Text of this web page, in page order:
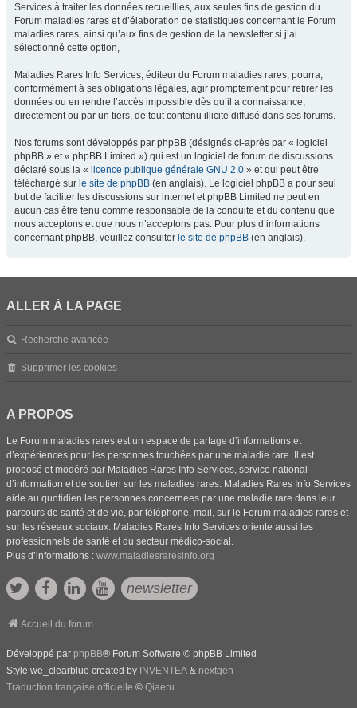
Services à traiter les données recueillies, aux seules fins de gestion du
Forum maladies rares et d’élaboration de statistiques concernant le Forum
maladies rares, ainsi qu’aux fins de gestion de la newsletter si j’ai
sélectionné cette option,
Maladies Rares Info Services, éditeur du Forum maladies rares, pourra,
conformément à ses obligations légales, agir promptement pour retirer les
données ou en rendre l’accès impossible dès qu’il a connaissance,
directement ou par un tiers, de tout contenu illicite diffusé dans ses forums.
Nos forums sont développés par phpBB (désignés ci-après par « logiciel
phpBB » et « phpBB Limited ») qui est un logiciel de forum de discussions
déclaré sous la « licence publique générale GNU 2.0 » et qui peut être
téléchargé sur le site de phpBB (en anglais). Le logiciel phpBB a pour seul
but de faciliter les discussions sur internet et phpBB Limited ne peut en
aucun cas être tenu comme responsable de la conduite et du contenu que
nous acceptons et que nous n’acceptons pas. Pour plus d’informations
concernant phpBB, veuillez consulter le site de phpBB (en anglais).
ALLER À LA PAGE
Recherche avancée
Supprimer les cookies
A PROPOS
Le Forum maladies rares est un espace de partage d’informations et
d’expériences pour les personnes touchées par une maladie rare. Il est
proposé et modéré par Maladies Rares Info Services, service national
d’information et de soutien sur les maladies rares. Maladies Rares Info Services
aide au quotidien les personnes concernées par une maladie rare dans leur
parcours de santé et de vie, par téléphone, mail, sur le Forum maladies rares et
sur les réseaux sociaux. Maladies Rares Info Services oriente aussi les
professionnels de santé et du secteur médico-social.
Plus d’informations : www.maladiesraresinfo.org
newsletter
Accueil du forum
Développé par phpBB® Forum Software © phpBB Limited
Style we_clearblue created by INVENTEA & nextgen
Traduction française officielle © Qiaeru